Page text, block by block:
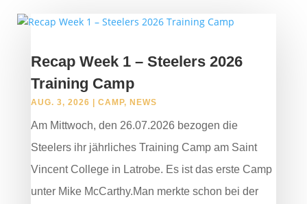
Recap Week 1 – Steelers 2026
Training Camp
AUG. 3, 2026 CAMP, NEWS
Am Mittwoch, den 26.07.2026 bezogen die
Steelers ihr jährliches Training Camp am Saint
Vincent College in Latrobe. Es ist das erste Camp
unter Mike McCarthy.Man merkte schon bei der